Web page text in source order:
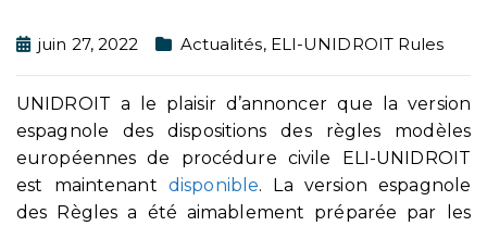
juin 27, 2022 Actualités, ELI-UNIDROIT Rules
UNIDROIT a le plaisir d’annoncer que la version
espagnole des dispositions des règles modèles
européennes de procédure civile ELI-UNIDROIT
est maintenantdisponible. La version espagnole
des Règles a été aimablement préparée par les